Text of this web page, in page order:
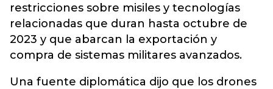
restricciones sobre misiles y tecnologías
relacionadas que duran hasta octubre de
2023 y que abarcan la exportación y
compra de sistemas militares avanzados.
Una fuente diplomática dijo que los drones